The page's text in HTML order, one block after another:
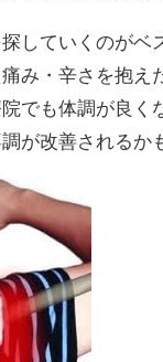
していくのがベ
み・辛さを抱え
でも体調が良く
が改善されるか